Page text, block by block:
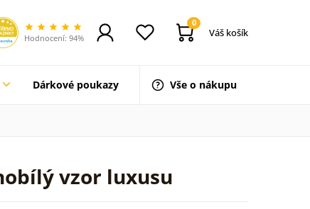
Hodnocení: 94%
0
Váš košík
Dárkové poukazy Vše o nákupu
vzor luxusu